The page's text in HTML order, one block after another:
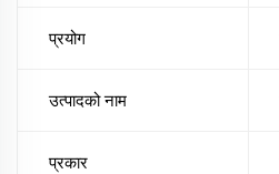
प्रयोग
उत्पादको नाम
प्रकार